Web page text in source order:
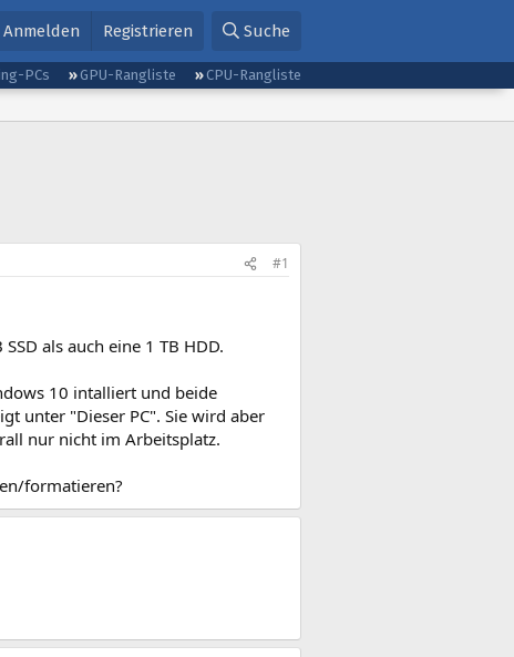
Anmelden Registrieren Suche
PCs GPU-Rangliste
CPU-Rangliste
#1
als auch eine 1 TB HDD.
10 intalliert und beide
unter "Dieser PC". Sie wird aber
nur nicht im Arbeitsplatz.
formatieren?